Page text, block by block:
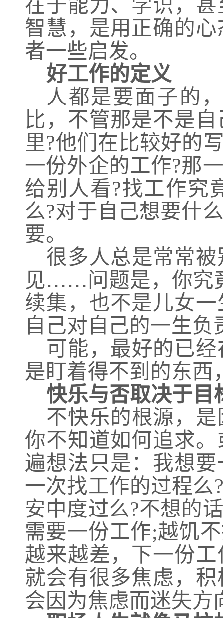
在于能力、学识，
智慧，是用正确的
者一些启发。
好工作的定义
人都是要面子的
比，不管那是不是
里?他们在比较好的
一份外企的工作?那
给别人看?找工作究
么?对于自己想要什
要。
很多人总是常常
见……问题是，你究
续集，也不是儿女
自己对自己的一生
可能，最好的已
是盯着得不到的东西
快乐与否取决于目
不快乐的根源，
你不知道如何追求
遍想法只是：我想
一次找工作的过程么
安中度过么?不想的
需要一份工作;越饥
越来越差，下一份
就会有很多焦虑，
会因为焦虑而迷失方